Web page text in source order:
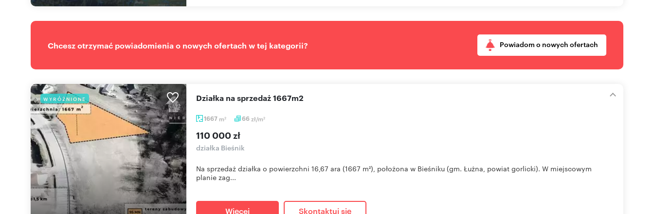
Chcesz otrzymać powiadomienia o nowych ofertach w tej kategorii? Powiadom o nowych ofertach
WYRÓŻNIONE
1667 m2 66zł/m2
działka na sprzedaż 1667m2
110 000 zł
działka Bieśnik
Na sprzedaż działka o powierzchni 16,67 ara (1667 m²), położona w Bieśniku (gm. Łużna, powiat gorlicki). W miejscowym
planie zag...
Więcej Skontaktuj się